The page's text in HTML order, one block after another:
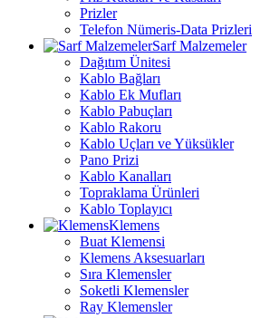
Prizler
Telefon Nümeris-Data Prizleri
Sarf Malzemeler
Dağıtım Ünitesi
Kablo Bağları
Kablo Ek Mufları
Kablo Pabuçları
Kablo Rakoru
Kablo Uçları ve Yüksükler
Pano Prizi
Kablo Kanalları
Topraklama Ürünleri
Kablo Toplayıcı
Klemens
Buat Klemensi
Klemens Aksesuarları
Sıra Klemensler
Soketli Klemensler
Ray Klemensler